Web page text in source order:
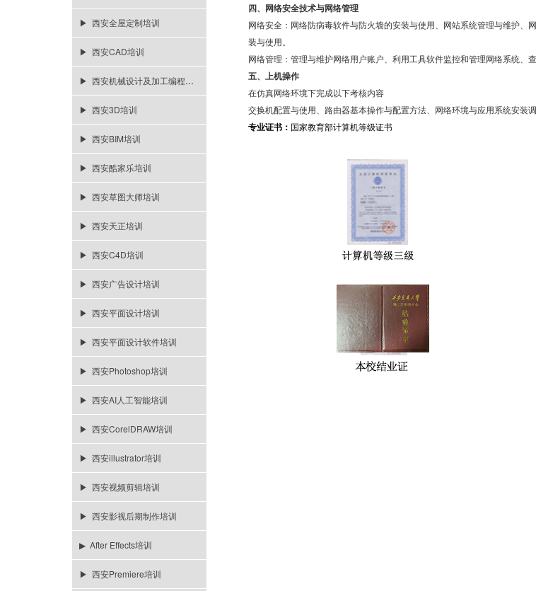
▶ 西安全屋定制培训
▶ 西安CAD培训
▶ 西安机械设计及加工编程培训
▶ 西安3D培训
▶ 西安BIM培训
▶ 西安酷家乐培训
▶ 西安草图大师培训
▶ 西安天正培训
▶ 西安C4D培训
▶ 西安广告设计培训
▶ 西安平面设计培训
▶ 西安平面设计软件培训
▶ 西安Photoshop培训
▶ 西安AI人工智能培训
▶ 西安CorelDRAW培训
▶ 西安illustrator培训
▶ 西安视频剪辑培训
▶ 西安影视后期制作培训
▶ After Effects培训
▶ 西安Premiere培训
四、网络安全技术与网络管理
网络安全：网络防病毒软件与防火墙的安装与使用、网站系统管理与维护
装与使用。
网络管理：管理与维护网络用户账户、利用工具软件监控和管理网络系统、
五、上机操作
在仿真网络环境下完成以下考核内容
交换机配置与使用、路由器基本操作与配置方法、网络环境与应用系统安装
专业证书： 国家教育部计算机等级证书